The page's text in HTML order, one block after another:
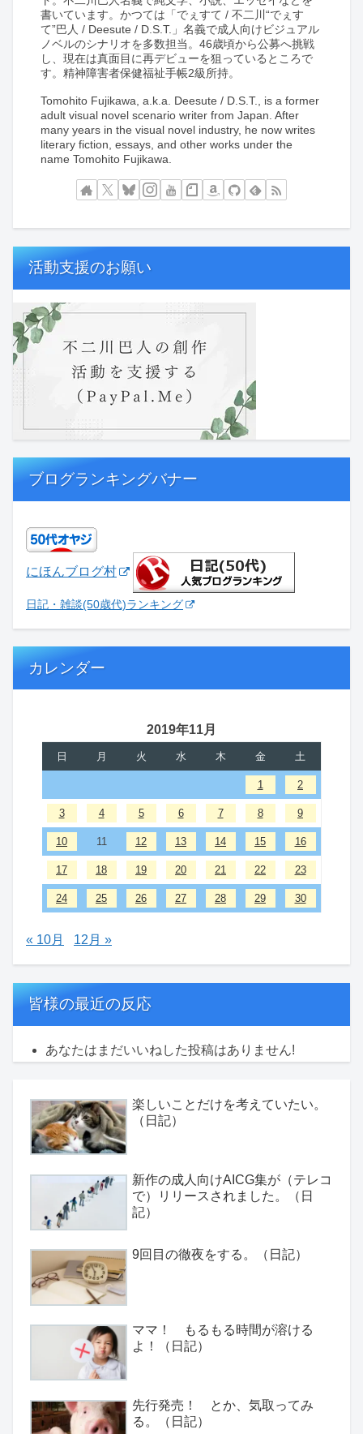
書いています。かつては「でぇすて / 不二川“でぇす
て”巴人 / Deesute / D.S.T.」名義で成人向けビジュアル
ノベルのシナリオを多数担当。46歳頃から公募へ挑戦
し、現在は真面目に再デビューを狙っているところで
す。精神障害者保健福祉手帳2級所持。
Tomohito Fujikawa, a.k.a. Deesute / D.S.T., is a former
adult visual novel scenario writer from Japan. After
many years in the visual novel industry, he now writes
literary fiction, essays, and other works under the
name Tomohito Fujikawa.
活動支援のお願い
ブログランキングバナー
にほんブログ村
日記・雑談(50歳代)ランキング
カレンダー
2019年11月
日 月 火 水 木 金 土
1 2
3 4 5 6 7 8 9
10 11 12 13 14 15 16
17 18 19 20 21 22 23
24 25 26 27 28 29 30
« 10月 12月 »
皆様の最近の反応
あなたはまだいいねした投稿はありません!
楽しいことだけを考えていたい。
（日記）
新作の成人向けAICG集が（テレコ
で）リリースされました。（日
記）
9回目の徹夜をする。（日記）
ママ！ もるもる時間が溶ける
よ！（日記）
先行発売！ とか、気取ってみ
る。（日記）